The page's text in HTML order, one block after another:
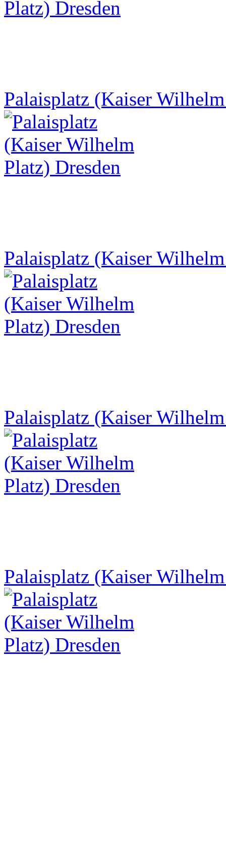
Palaisplatz (Kaiser
Palaisplatz (Kaiser
Palaisplatz (Kaiser
Palaisplatz (Kaiser